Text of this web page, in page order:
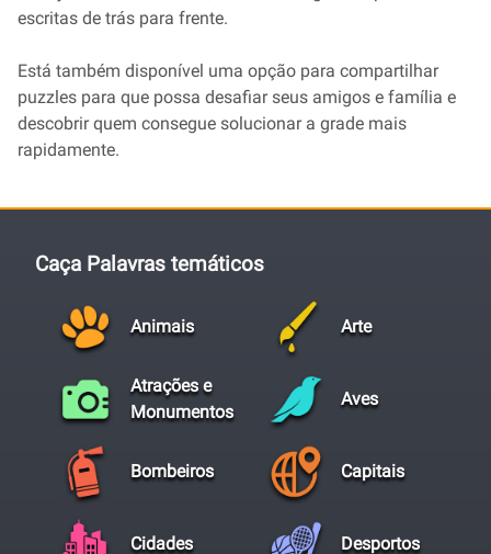
escritas de trás para frente.
Está também disponível uma opção para compartilhar
puzzles para que possa desafiar seus amigos e família e
descobrir quem consegue solucionar a grade mais
rapidamente.
Caça Palavras temáticos
Animais Arte
Atrações e
Monumentos
Aves
Bombeiros Capitais
Cidades Desportos